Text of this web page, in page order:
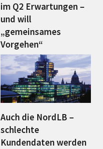
im Q2 Erwartungen –
und will
„gemeinsames
Vorgehen“
Auch die NordLB –
schlechte
Kundendaten werden